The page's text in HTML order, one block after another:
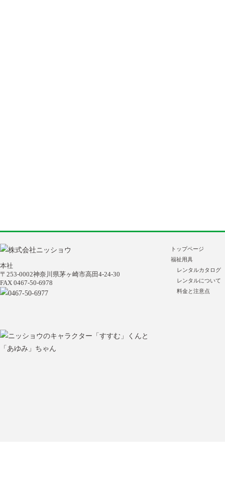
本社
〒253-0002神奈川県茅ヶ崎市高田4-24-30
FAX 0467-50-6978
トップページ
福祉用具
レンタルカタログ
レンタルについて
料金と注意点